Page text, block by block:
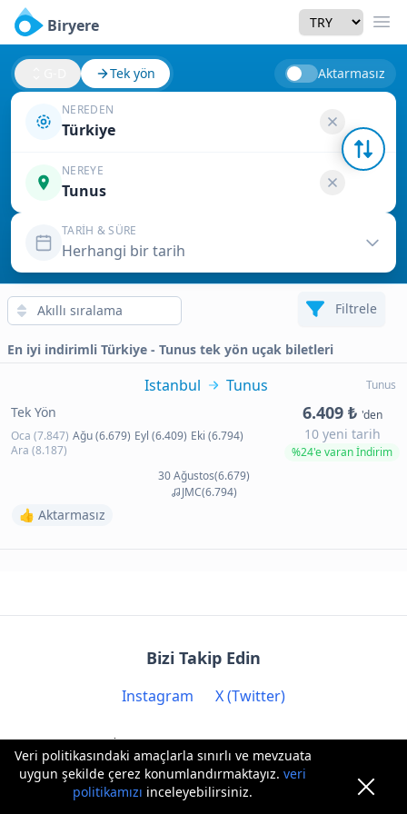
Veri politikasındaki amaçlarla sınırlı ve mevzuata
uygun şekilde çerez konumlandırmaktayız.veri
politikamızı inceleyebilirsiniz.
Biryere Currency
Tek yön Aktarmasız
NEREDEN
Türkiye
NEREYE
Tunus
TARIH & SÜRE
Herhangi bir tarih
Filtrele
En iyi indirimli Türkiye - Tunus tek yön uçak biletleri
Tunus
Istanbul Tunus
Tek Yön
Oca (7.847) Ağu (6.679) Eyl (6.409) Eki (6.794)
Ara (8.187)
6.409 ₺ 'den
10 yeni tarih
%24'e varan İndirim
30 Ağustos(6.679)
JMC(6.794)
👍 Aktarmasız
Bizi Takip Edin
Instagram X (Twitter)
İletişim: contact@biryere.com